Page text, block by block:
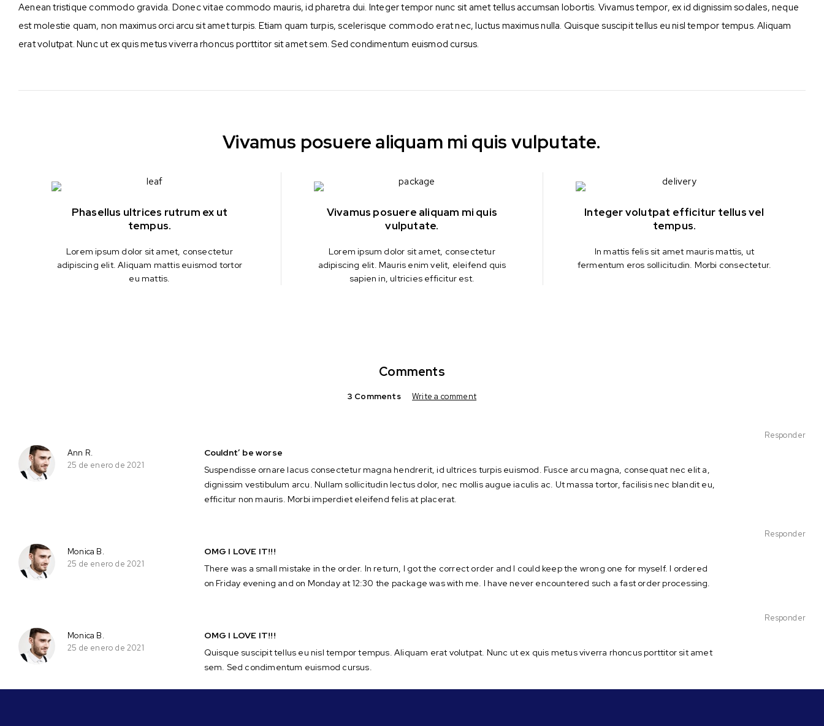
Aenean tristique commodo gravida. Donec vitae commodo mauris, id pharetra dui. Integer tempor nunc sit amet tellus accumsan lobortis. Vivamus tempor, ex id dignissim sodales, neque
est molestie quam, non maximus orci arcu sit amet turpis. Etiam quam turpis, scelerisque commodo erat nec, luctus maximus nulla. Quisque suscipit tellus eu nisl tempor tempus. Aliquam
erat volutpat. Nunc ut ex quis metus viverra rhoncus porttitor sit amet sem. Sed condimentum euismod cursus.
Vivamus posuere aliquam mi quis vulputate.
Phasellus ultrices rutrum ex ut
tempus.
Lorem ipsum dolor sit amet, consectetur
adipiscing elit. Aliquam mattis euismod tortor
eu mattis.
Vivamus posuere aliquam mi quis
vulputate.
Lorem ipsum dolor sit amet, consectetur
adipiscing elit. Mauris enim velit, eleifend quis
sapien in, ultricies efficitur est.
Integer volutpat efficitur tellus vel
tempus.
In mattis felis sit amet mauris mattis, ut
fermentum eros sollicitudin. Morbi consectetur.
Comments
3 Comments Write a comment
Ann R.
25 de enero de 2021
Couldnt’ be worse
Suspendisse ornare lacus consectetur magna hendrerit, id ultrices turpis euismod. Fusce arcu magna, consequat nec elit a,
dignissim vestibulum arcu. Nullam sollicitudin lectus dolor, nec mollis augue iaculis ac. Ut massa tortor, facilisis nec blandit eu,
efficitur non mauris. Morbi imperdiet eleifend felis at placerat.
Responder
Monica B.
25 de enero de 2021
OMG I LOVE IT!!!
There was a small mistake in the order. In return, I got the correct order and I could keep the wrong one for myself. I ordered
on Friday evening and on Monday at 12:30 the package was with me. I have never encountered such a fast order processing.
Responder
Monica B.
25 de enero de 2021
OMG I LOVE IT!!!
Quisque suscipit tellus eu nisl tempor tempus. Aliquam erat volutpat. Nunc ut ex quis metus viverra rhoncus porttitor sit amet
sem. Sed condimentum euismod cursus.
Responder